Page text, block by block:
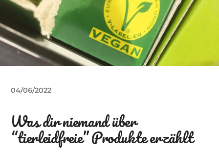
04/06/2022
Was dir niemand über
“tierleidfreie” Produkte erzählt